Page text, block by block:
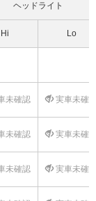
ヘッドライト
Hi Lo
未確認 実車未確
未確認 実車未確
未確認 実車未確